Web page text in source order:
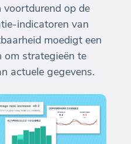
voortdurend op de
indicatoren van
moedigt een
om strategieën te
actuele gegevens.